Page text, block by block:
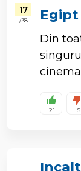
17
/ 38
Egipt
Din
21 5